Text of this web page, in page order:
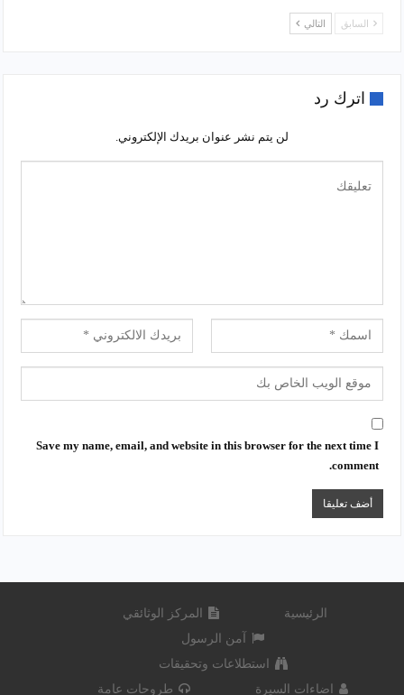
السابق التالي
اترك رد
لن يتم نشر عنوان بريدك الإلكتروني.
Save my name, email, and website in this browser for the next time I
comment.
الرئيسية
المركز الوثائقي
آمن الرسول
استطلاعات وتحقيقات
اضاءات السيرة
طروحات عامة